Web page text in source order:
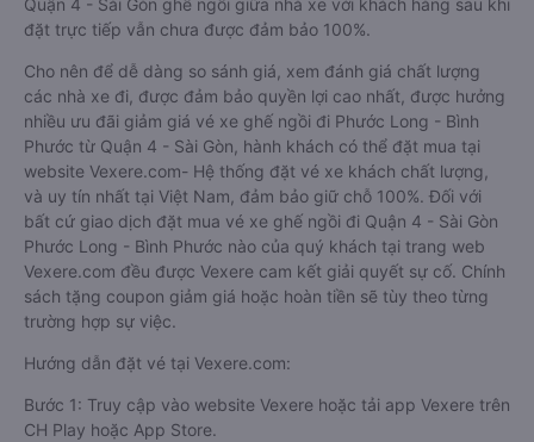
Quận 4 - Sài Gòn ghế ngồi giữa nhà xe với khách hàng sau khi
đặt trực tiếp vẫn chưa được đảm bảo 100%.
Cho nên để dễ dàng so sánh giá, xem đánh giá chất lượng
các nhà xe đi, được đảm bảo quyền lợi cao nhất, được hưởng
nhiều ưu đãi giảm giá vé xe ghế ngồi đi Phước Long - Bình
Phước từ Quận 4 - Sài Gòn, hành khách có thể đặt mua tại
website Vexere.com- Hệ thống đặt vé xe khách chất lượng,
và uy tín nhất tại Việt Nam, đảm bảo giữ chỗ 100%. Đối với
bất cứ giao dịch đặt mua vé xe ghế ngồi đi Quận 4 - Sài Gòn
Phước Long - Bình Phước nào của quý khách tại trang web
Vexere.com đều được Vexere cam kết giải quyết sự cố. Chính
sách tặng coupon giảm giá hoặc hoàn tiền sẽ tùy theo từng
trường hợp sự việc.
Hướng dẫn đặt vé tại Vexere.com:
Bước 1: Truy cập vào website Vexere hoặc tải app Vexere trên
CH Play hoặc App Store.